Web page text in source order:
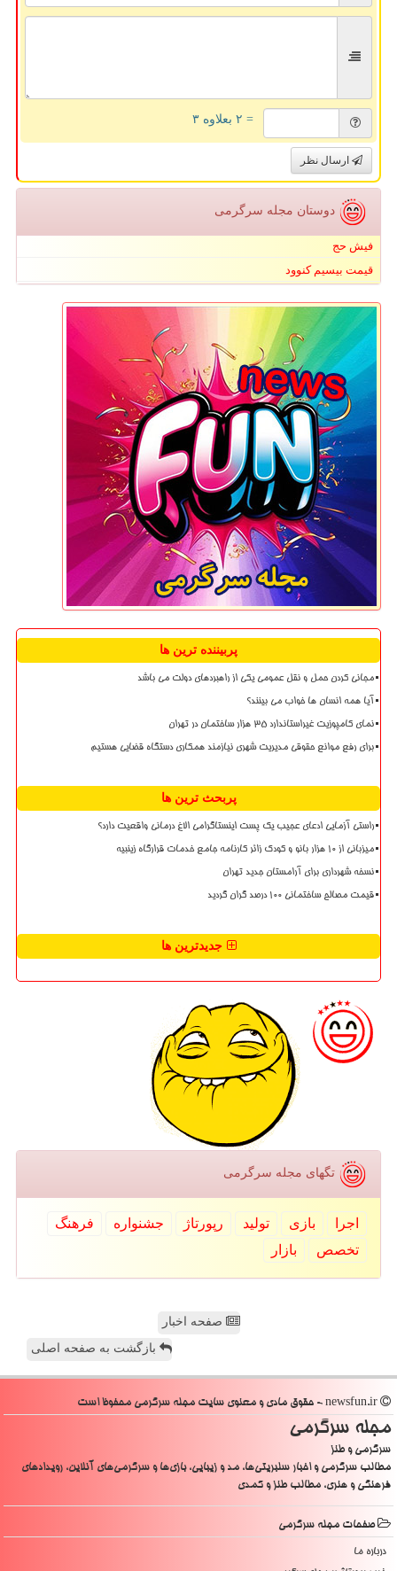
= ۲ بعلاوه ۳
ارسال نظر
دوستان مجله سرگرمی
فیش حج
قیمت بیسیم کنوود
پربیننده ترین ها
مجانی کردن حمل و نقل عمومی یکی از راهبردهای دولت می باشد
آیا همه انسان ها خواب می بینند؟
نمای کامپوزیت غیراستاندارد ۳۵ هزار ساختمان در تهران
برای رفع موانع حقوقی مدیریت شهری نیازمند همکاری دستگاه قضایی هستیم
پربحث ترین ها
راستی آزمایی ادعای عجیب یک پست اینستاگرامی الاغ درمانی واقعیت دارد؟
میزبانی از ۱۰ هزار بانو و کودک زائر کارنامه جامع خدمات قرارگاه زینبیه
نسخه شهرداری برای آرامستان جدید تهران
قیمت مصالح ساختمانی ۱۰۰ درصد گران گردید
جدیدترین ها
تگهای مجله سرگرمی
اجرا بازی تولید رپورتاژ جشنواره
فرهنگ
تخصص
بازار
صفحه اخبار
بازگشت به صفحه اصلی
مجله سرگرمی
سرگرمی و طنز
مطالب سرگرمی و اخبار سلبریتی‌ها، مد و زیبایی، بازی‌ها و سرگرمی‌های آنلاین، رویدادهای
فرهنگی و هنری، مطالب طنز و کمدی
صفحات مجله سرگرمی
درباره ما